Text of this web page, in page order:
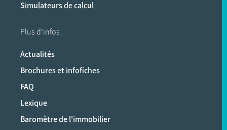
Simulateurs de calcul
Plus d'infos
Actualités
Brochures et infofiches
FAQ
Lexique
Baromètre de l'immobilier